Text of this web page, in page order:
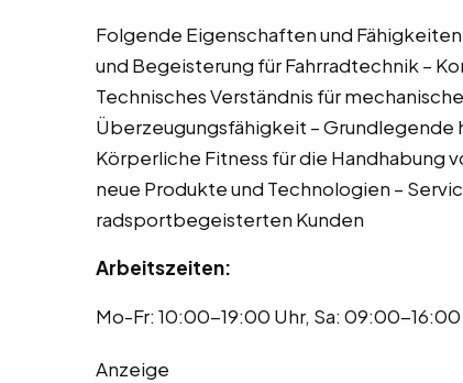
Folgende Eigenschaften und
und Begeisterung für Fahrradtechnik –
Technisches Verständnis für
Überzeugungsfähigkeit – Grundlegende
Körperliche Fitness für die Handhabung
neue Produkte und Technologien –
radsportbegeisterten Kunden
Arbeitszeiten:
Mo-Fr: 10:00-19:00 Uhr, Sa: 09:00-
Anzeige